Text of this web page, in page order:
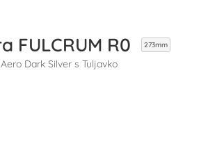
FULCRUM R0 273mm
Aero Dark Silver s Tuljavko